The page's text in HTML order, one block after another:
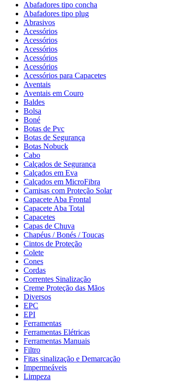
Abafadores tipo concha
Abafadores tipo plug
Abrasivos
Acessórios
Acessórios
Acessórios
Acessórios
Acessórios
Acessórios para Capacetes
Aventais
Aventais em Couro
Baldes
Bolsa
Boné
Botas de Pvc
Botas de Segurança
Botas Nobuck
Cabo
Calçados de Segurança
Calçados em Eva
Calçados em MicroFibra
Camisas com Proteção Solar
Capacete Aba Frontal
Capacete Aba Total
Capacetes
Capas de Chuva
Chapéus / Bonés / Toucas
Cintos de Proteção
Colete
Cones
Cordas
Correntes Sinalização
Creme Proteção das Mãos
Diversos
EPC
EPI
Ferramentas
Ferramentas Elétricas
Ferramentas Manuais
Filtro
Fitas sinalização e Demarcação
Impermeáveis
Limpeza